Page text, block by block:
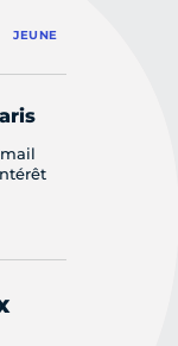
JEUNE